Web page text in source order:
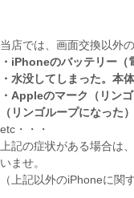
当店では、画面交換以外
・iPhoneのバッテリー（
・水没してしまった。本
・Appleのマーク（リン
（リンゴループになった）
etc・・・
上記の症状がある場合は
いませ。
（上記以外のiPhoneに関